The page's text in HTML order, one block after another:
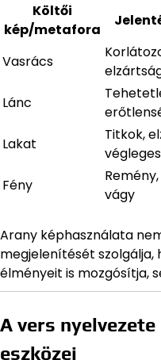
Költői
kép/metafora
Vasrács
Lánc
Lakat
Titkok,
Fény
vágy
Arany képhasználata
megjelenítését szolgálja,
élményeit is mozgósítja,
A vers
eszközei